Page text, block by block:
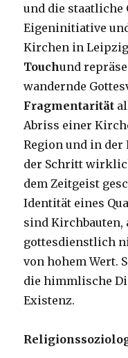
und die staatliche
Eigeninitiative
Kirchen in
Touchund
wandernde
Fragmentarität
Abriss einer
Region und in der
der Schritt
dem Zeitgeist
Identität eines
sind Kirchbauten,
gottesdienstlich
von hohem Wert.
die himmlische
Existenz.